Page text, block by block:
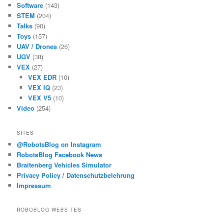
Software (143)
STEM (204)
Talks (90)
Toys (157)
UAV / Drones (26)
UGV (38)
VEX (27)
VEX EDR(10)
VEX IQ(23)
VEX V5(10)
Video (254)
SITES
@RobotsBlog on Instagram
RobotsBlog Facebook News
Braitenberg Vehicles Simulator
Privacy Policy / Datenschutzbelehrung
Impressum
ROBOBLOG WEBSITES